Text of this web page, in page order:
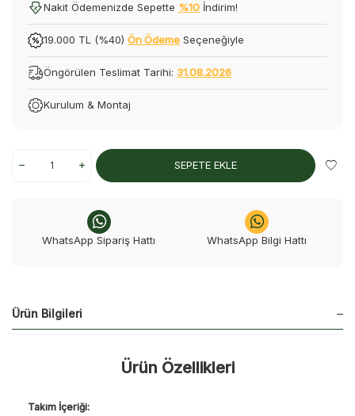
Nakit Ödemenizde Sepette %10 İndirim!
19.000 TL (%40) Ön Ödeme Seçeneğiyle
Öngörülen Teslimat Tarihi: 31.08.2026
Kurulum & Montaj
SEPETE EKLE
WhatsApp Sipariş Hattı WhatsApp Bilgi Hattı
Ürün Bilgileri
Ürün Özellikleri
Takım İçeriği: